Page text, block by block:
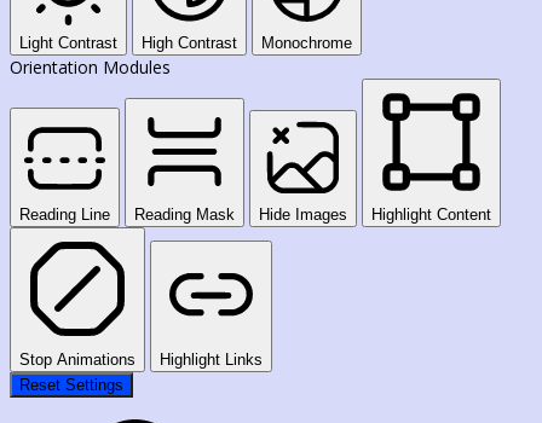
Light Contrast High Contrast Monochrome
Orientation Modules
Reading Line Reading Mask Hide Images Highlight Content
Stop Animations
Highlight Links
Reset Settings